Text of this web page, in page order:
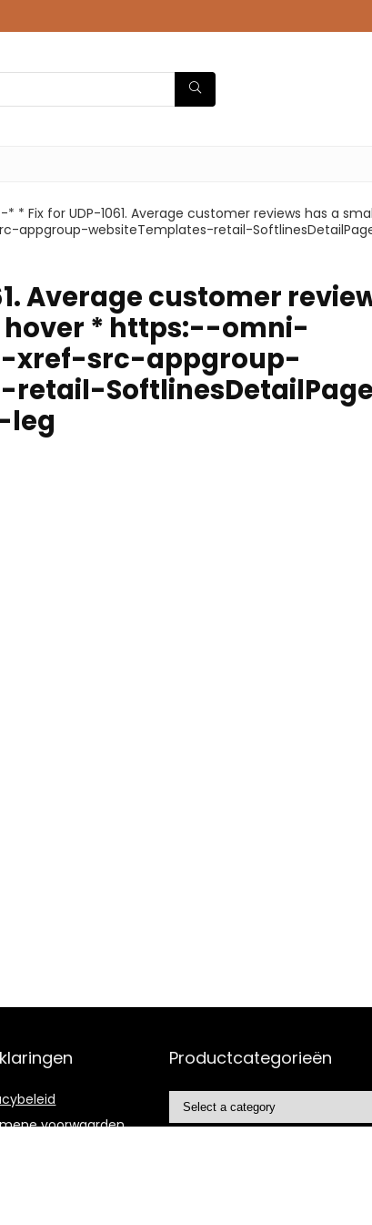
-* * Fix for UDP-1061. Average customer reviews has a
appgroup-websiteTemplates-retail-
Average customer
hover * https:--omni-
xref-src-appgroup-
retail-
voorwaarden
Productcategorieën